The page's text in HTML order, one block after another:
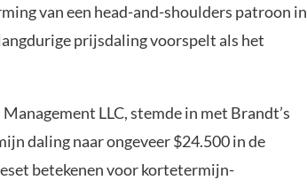
van een head-and-shoulders patroon in
prijsdaling voorspelt als het
LLC, stemde in met Brandt’s
daling naar ongeveer $24.500 in de
betekenen voor kortetermijn-